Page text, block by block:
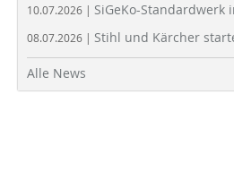
10.07.2026 | SiGeKo-Standardwerk
08.07.2026 | Stihl und Kärcher
Alle News